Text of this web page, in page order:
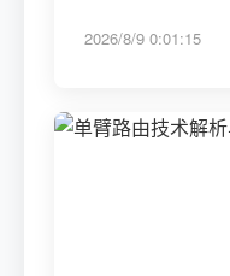
2026/8/9 0:01:15